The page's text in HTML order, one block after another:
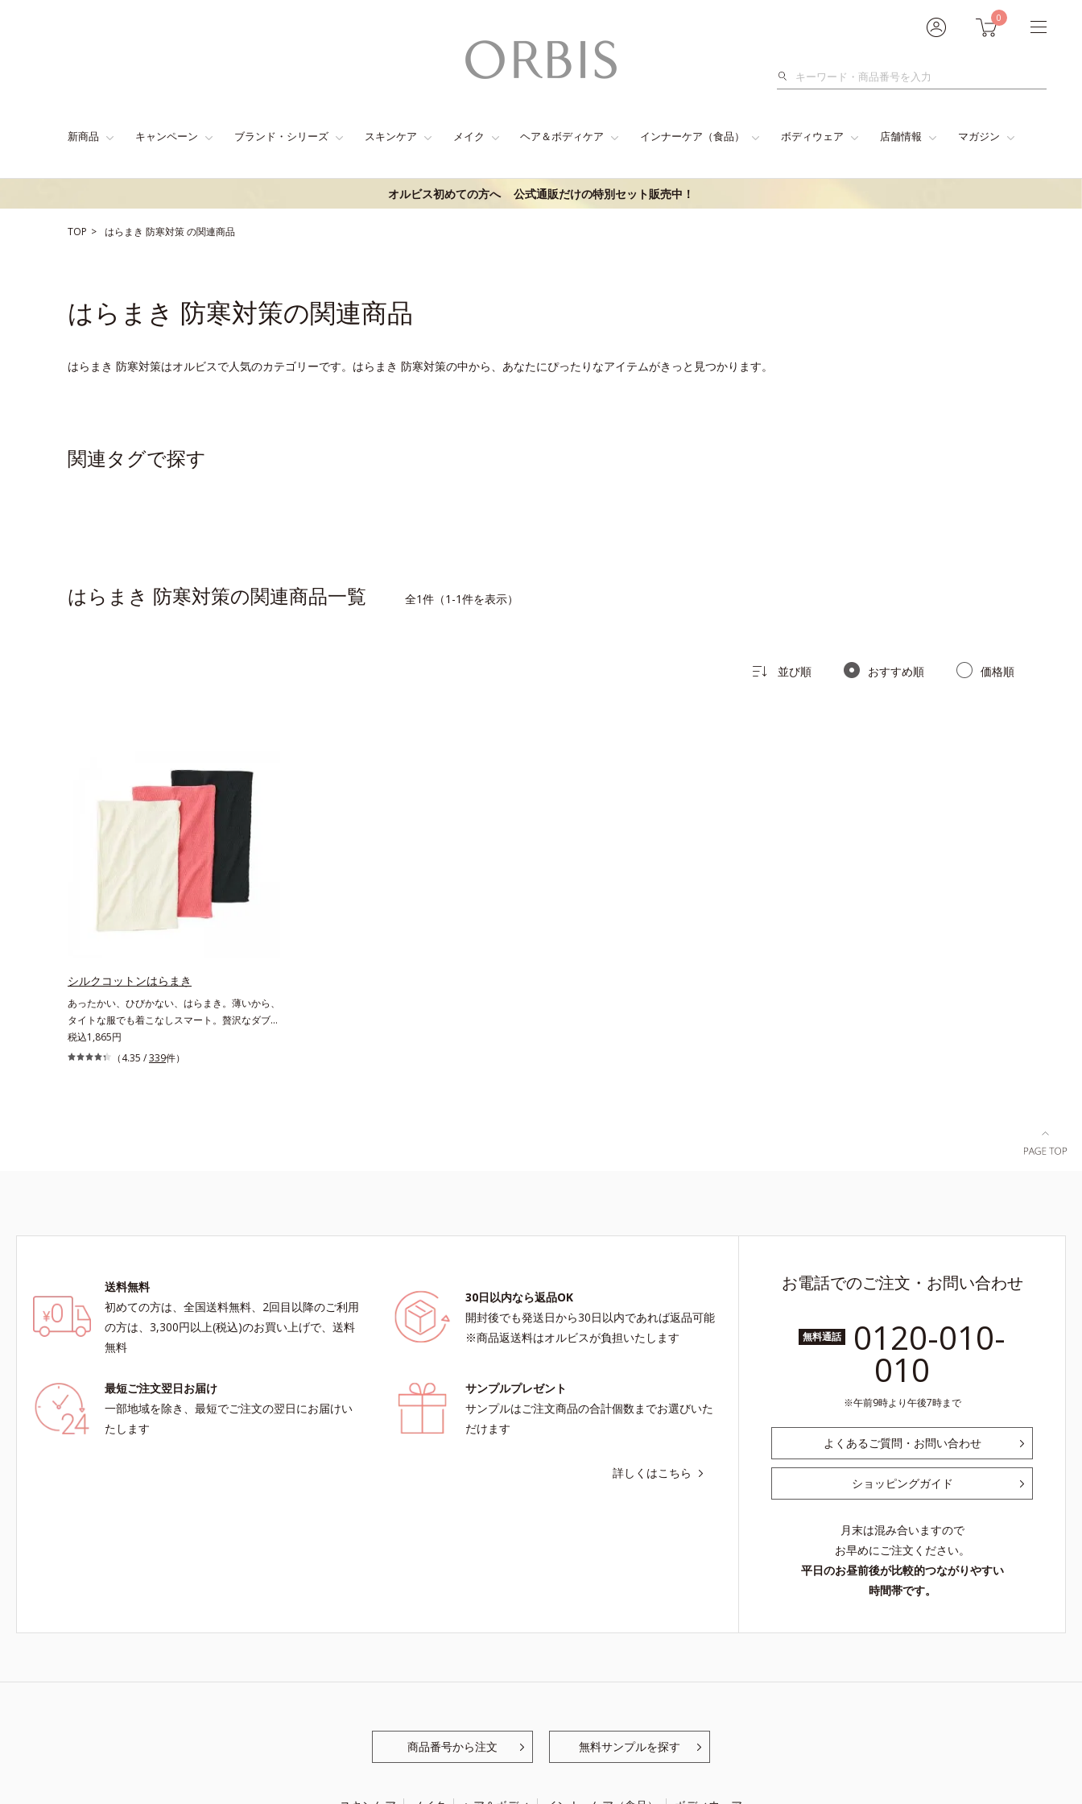
0
検
新商品 キャンペーン ブランド・シリーズ スキンケア メイク ヘア＆ボディケア インナーケア（食品） ボディウェア 店舗情報 マガジン
オルビス初めての方へ 公式通販だけの特別セット販売中！
TOP はらまき 防寒対策の関連商品
はらまき 防寒対策の関連商品
はらまき 防寒対策はオルビスで人気のカテゴリーです。はらまき 防寒対策の中から、あなたにぴったりなアイテムがきっと見つかります。
関連タグで探す
はらまき 防寒対策の関連商品一覧 全1件（1-1件を表示）
並び順 おすすめ順 価格順
シルクコットンはらまき
あったかい、ひびかない、はらまき。薄いから、
タイトな服でも着こなしスマート。贅沢なダブル
素材で、薄手なのに驚くほどポカポカ肌側はシル
ク100％、表側はコットン100％の贅沢なはらま
税込1,865円
（4.35 /339件）
送料無料
初めての方は、全国送料無料、2回目以降のご利用
の方は、3,300円以上(税込)のお買い上げで、送料
無料
30日以内なら返品OK
開封後でも発送日から30日以内であれば返品可能
※商品返送料はオルビスが負担いたします
最短ご注文翌日お届け
一部地域を除き、最短でご注文の翌日にお届けい
たします
サンプルプレゼント
サンプルはご注文商品の合計個数までお選びいた
だけます
詳しくはこちら
お電話でのご注文・お問い合わせ
無料通話 0120-010-
010
午前9時より午後7時まで
よくあるご質問・お問い合わせ
ショッピングガイド
月末は混み合いますので
お早めにご注文ください。
平日のお昼前後が比較的つながりやすい
時間帯です。
商品番号から注文 無料サンプルを探す